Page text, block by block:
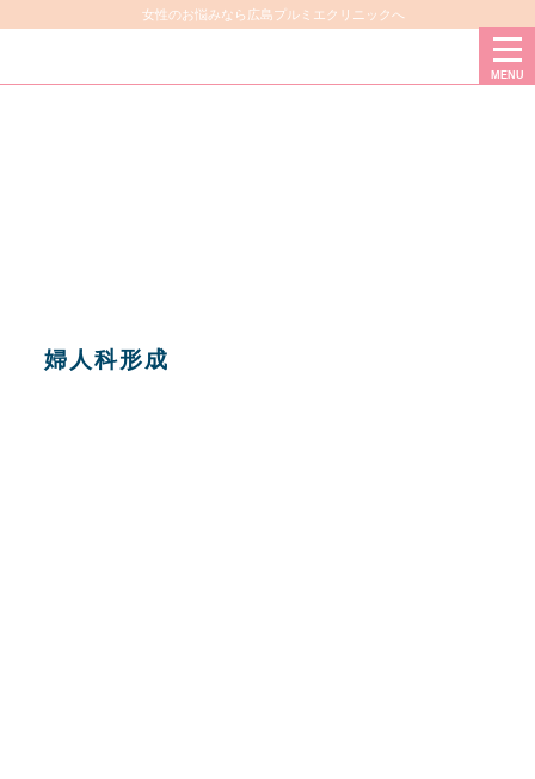
女性のお悩みなら広島プルミエクリニックへ
MENU
婦人科形成